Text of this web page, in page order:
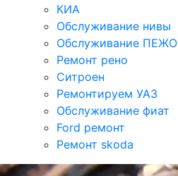
КИА
Обслуживание нивы
Обслуживание ПЕЖО
Ремонт рено
Ситроен
Ремонтируем УАЗ
Обслуживание фиат
Ford ремонт
Ремонт skoda